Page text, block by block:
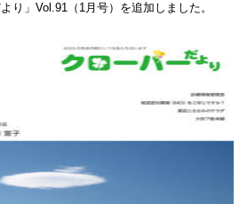
り」Vol.91（1月号）を追加しました。